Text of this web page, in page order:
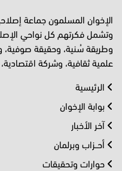
الإخوان المسلمون جماعة
وتشمل فكرتهم كل نواحي
وطريقة سُنية، وحقيقة صوفية،
علمية ثقافية، وشركة
الرئيسية
بوابة الإخوان
آخر الأخبار
أحــزاب وبرلمان
حوارات وتحقيقات